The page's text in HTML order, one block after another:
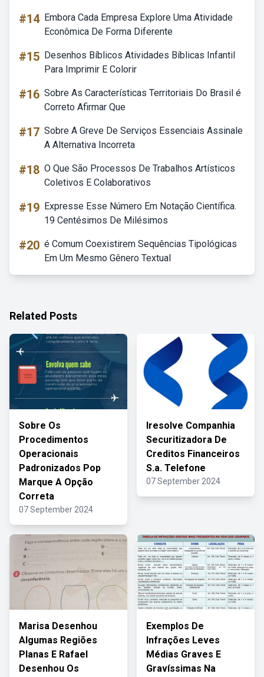
#14 Embora Cada Empresa Explore Uma Atividade
Econômica De Forma Diferente
#15 Desenhos Bíblicos Atividades Bíblicas Infantil
Para Imprimir E Colorir
#16 Sobre As Características Territoriais Do Brasil é
Correto Afirmar Que
#17 Sobre A Greve De Serviços Essenciais Assinale
A Alternativa Incorreta
#18 O Que São Processos De Trabalhos Artísticos
Coletivos E Colaborativos
#19 Expresse Esse Número Em Notação Científica.
19 Centésimos De Milésimos
#20 é Comum Coexistirem Sequências Tipológicas
Em Um Mesmo Gênero Textual
Related Posts
Sobre Os
Procedimentos
Operacionais
Padronizados Pop
Marque A Opção
Correta
07 September 2024
Iresolve Companhia
Securitizadora De
Creditos Financeiros
S.a. Telefone
07 September 2024
Marisa Desenhou
Algumas Regiões
Planas E Rafael
Desenhou Os
Exemplos De
Infrações Leves
Médias Graves E
Gravíssimas Na